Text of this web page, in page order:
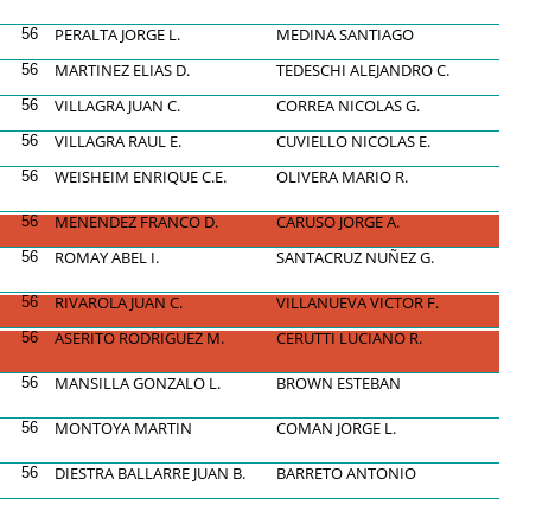
56 PERALTA JORGE L.
MEDINA SANTIAGO
56 MARTINEZ ELIAS D.
TEDESCHI ALEJANDRO C.
56 VILLAGRA JUAN C.
CORREA NICOLAS G.
56 VILLAGRA RAUL E.
CUVIELLO NICOLAS E.
56 WEISHEIM ENRIQUE C.E. OLIVERA MARIO R.
56 MENENDEZ FRANCO D.
CARUSO JORGE A.
56 ROMAY ABEL I. SANTACRUZ NUÑEZ G.
56 RIVAROLA JUAN C.
VILLANUEVA VICTOR F.
56 ASERITO RODRIGUEZ M. CERUTTI LUCIANO R.
56 MANSILLA GONZALO L. BROWN ESTEBAN
56 MONTOYA MARTIN COMAN JORGE L.
56 DIESTRA BALLARRE JUAN B. BARRETO ANTONIO